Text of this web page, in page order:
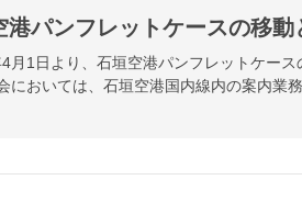
港パンフレットケースの移
月1日より、石垣空港パンフレットケー
においては、石垣空港国内線内の案内業